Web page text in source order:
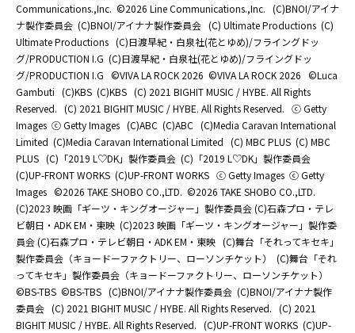
Communications.,Inc. ©2026 Line Communications.,Inc. (C)BNOI/アイナ
ナ製作委員会 (C)BNOI/アイナナ製作委員会 (C) Ultimate Productions (C)
Ultimate Productions (C)日渡早紀・白泉社(花とゆめ)/フライングドッ
グ/PRODUCTION I.G (C)日渡早紀・白泉社(花とゆめ)/フライングドッ
グ/PRODUCTION I.G ©️VIVA LA ROCK 2026 ©️VIVA LA ROCK 2026 ©Luca
Gambuti (C)KBS (C)KBS (C) 2021 BIGHIT MUSIC / HYBE. All Rights
Reserved. (C) 2021 BIGHIT MUSIC / HYBE. All Rights Reserved. ⓒ Getty
Images ⓒ Getty Images (C)ABC (C)ABC (C)Media Caravan International
Limited (C)Media Caravan International Limited (C) MBC PLUS (C) MBC
PLUS (C)「2019 L♡DK」製作委員会 (C)「2019 L♡DK」製作委員会
(C)UP-FRONT WORKS (C)UP-FRONT WORKS ⓒ Getty Images ⓒ Getty
Images ©2026 TAKE SHOBO CO.,LTD. ©2026 TAKE SHOBO CO.,LTD.
(C)2023 映画「ギーツ・キングオージャー」製作委員会 (C)石森プロ・テレ
ビ朝日・ADK EM・東映 (C)2023 映画「ギーツ・キングオージャー」製作委
員会 (C)石森プロ・テレビ朝日・ADK EM・東映 (C)舞台「それってキセキ」
製作委員会（キョードーファクトリー、ローソンチケット）
(C)舞台「それ
ってキセキ」製作委員会（キョードーファクトリー、ローソンチケット）
©BS-TBS ©BS-TBS (C)BNOI/アイナナ製作委員会 (C)BNOI/アイナナ製作
委員会 (C) 2021 BIGHIT MUSIC / HYBE. All Rights Reserved. (C) 2021
BIGHIT MUSIC / HYBE. All Rights Reserved. (C)UP-FRONT WORKS (C)UP-